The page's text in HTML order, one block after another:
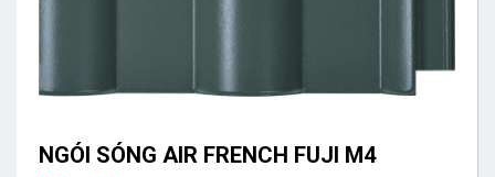
NGÓI SÓNG AIR FRENCH FUJI M4